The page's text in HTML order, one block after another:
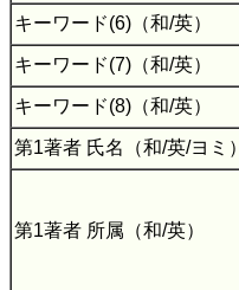
キーワード(6)（和/英）
キーワード(7)（和/英）
キーワード(8)（和/英）
第1著者 氏名（和/英/ヨミ）
第1著者 所属（和/英）